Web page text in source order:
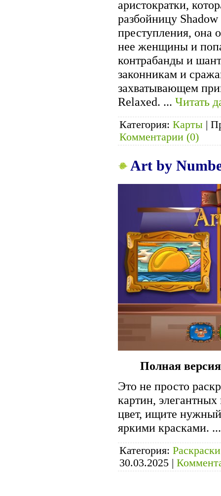
аристократки,
разбойницу
преступления, она
нее женщины и
контрабанды и
законникам и
захватывающем
Relaxed. ... Читать
Категория: Карты |
Комментарии (0)
Art by
Полная
Это не просто
картин,
цвет, ищите
яркими красками.
Категория: Раскраски
30.03.2025 |